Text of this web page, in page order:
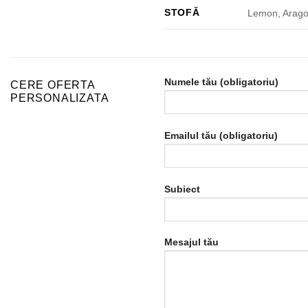
STOFĂ Lemon,
CERE OFERTA
PERSONALIZATA
Numele tău (obligatoriu)
Emailul tău (obligatoriu)
Subiect
Mesajul tău